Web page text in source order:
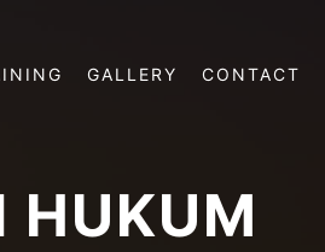
GALLERY CONTACT
HUKUM